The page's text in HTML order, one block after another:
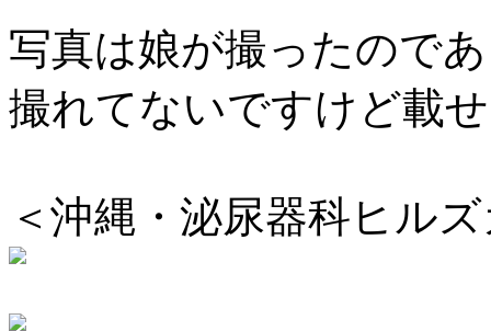
写真は娘が撮ったので
撮れてないですけど載
＜沖縄・泌尿器科ヒル